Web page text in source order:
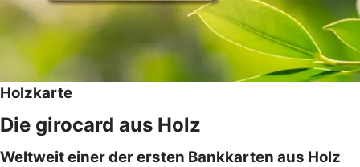
Holzkarte
Die girocard aus Holz
Weltweit einer der ersten Bankkarten aus Holz